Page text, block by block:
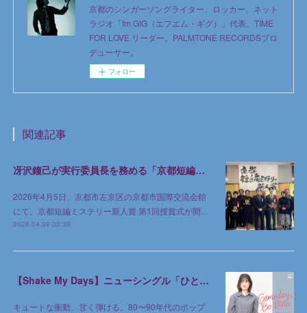
京都のシンガーソングライター、ロッカー。ネット
ラジオ「fm GIG（エフエム・ギグ）」代表。TIME
FOR LOVE リーダー。PALMTONE RECORDSプロ
デューサー。
フォロー
関連記事
冴沢鐘己が実行委員長を務める「京都短編ミステリー新人賞」第1回授賞式が京都で開催
2026年4月5日、京都市左京区の京都市国際交流会館
にて、京都短編ミステリー新人賞 第1回授賞式が開…
2026.04.09 03:39
【Shake My Days】ニューシングル「ひとりじめのゆめ」2026年3月18日 デジタルリリース
キュートな衝動、甘く弾ける。80〜90年代のポップ